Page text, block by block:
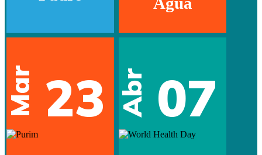
Mar 23 Abr 07